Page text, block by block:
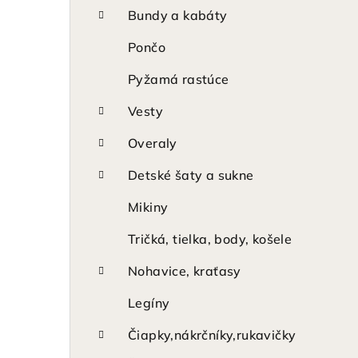
Bundy a kabáty
Pončo
Pyžamá rastúce
Vesty
Overaly
Detské šaty a sukne
Mikiny
Tričká, tielka, body, košele
Nohavice, kraťasy
Legíny
Čiapky,nákrčníky,rukavičky